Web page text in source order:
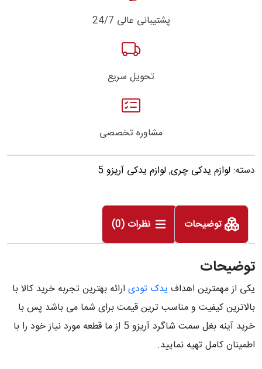
پشتیبانی عالی 24/7
تحویل سریع
مشاوره تخصصی
دسته:لوازم یدکی چری,لوازم یدکی آریزو 5
توضیحات نظرات (0)
توضیحات
یکی از مهمترین اهداف یدک تودی ارائه بهترین تجربه خرید کالا با
بالاترین کیفیت و مناسب ترین قیمت برای شما می باشد پس با
خرید آینه بغل سمت شاگرد آریزو 5 از ما قطعه مورد نیاز خود را با
اطمینان کامل تهیه نمایید.